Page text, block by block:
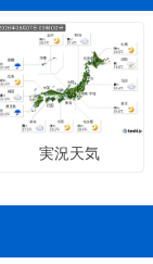
実況天気